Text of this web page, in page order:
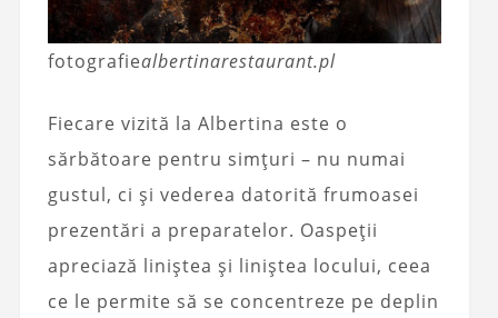
fotografiealbertinarestaurant.pl
Fiecare vizită la Albertina este o
sărbătoare pentru simțuri – nu numai
gustul, ci și vederea datorită frumoasei
prezentări a preparatelor. Oaspeții
apreciază liniștea și liniștea locului, ceea
ce le permite să se concentreze pe deplin